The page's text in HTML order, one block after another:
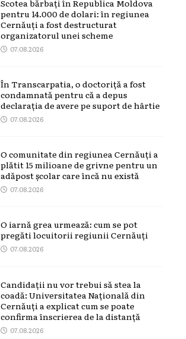
Scotea bărbați în Republica Moldova
pentru 14.000 de dolari: în regiunea
Cernăuți a fost destructurat
organizatorul unei scheme
07.08.2026
În Transcarpatia, o doctoriță a fost
condamnată pentru că a depus
declarația de avere pe suport de hârtie
07.08.2026
O comunitate din regiunea Cernăuți a
plătit 15 milioane de grivne pentru un
adăpost școlar care încă nu există
07.08.2026
O iarnă grea urmează: cum se pot
pregăti locuitorii regiunii Cernăuți
07.08.2026
Candidații nu vor trebui să stea la
coadă: Universitatea Națională din
Cernăuți a explicat cum se poate
confirma înscrierea de la distanță
07.08.2026